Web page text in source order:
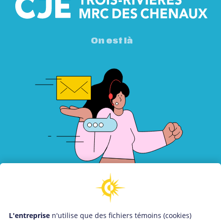
On est là